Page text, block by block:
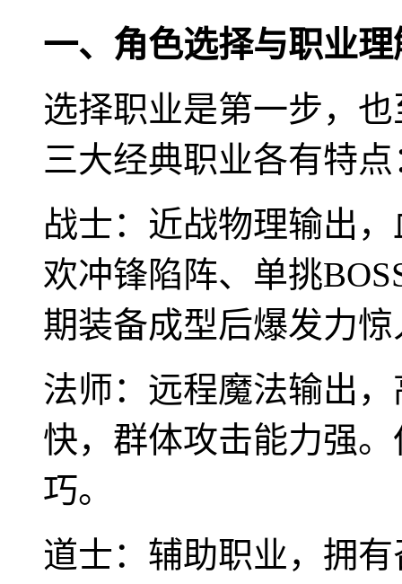
一、角色选择与职业理
选择职业是第一步，
三大经典职业各有特点
战士：近战物理输出
欢冲锋陷阵、单挑
期装备成型后爆发力惊
法师：远程魔法输出
快，群体攻击能力强
巧。
道士：辅助职业，拥